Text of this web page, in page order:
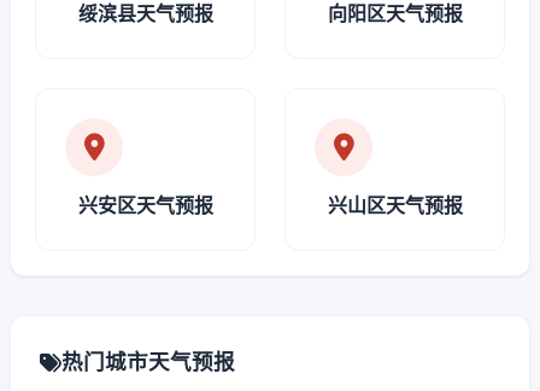
绥滨县天气预报 向阳区天气预报
兴安区天气预报 兴山区天气预报
热门城市天气预报